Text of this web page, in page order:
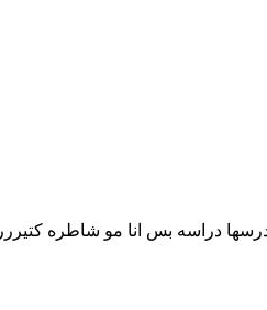
ادرسها دراسه بس انا مو شاطره